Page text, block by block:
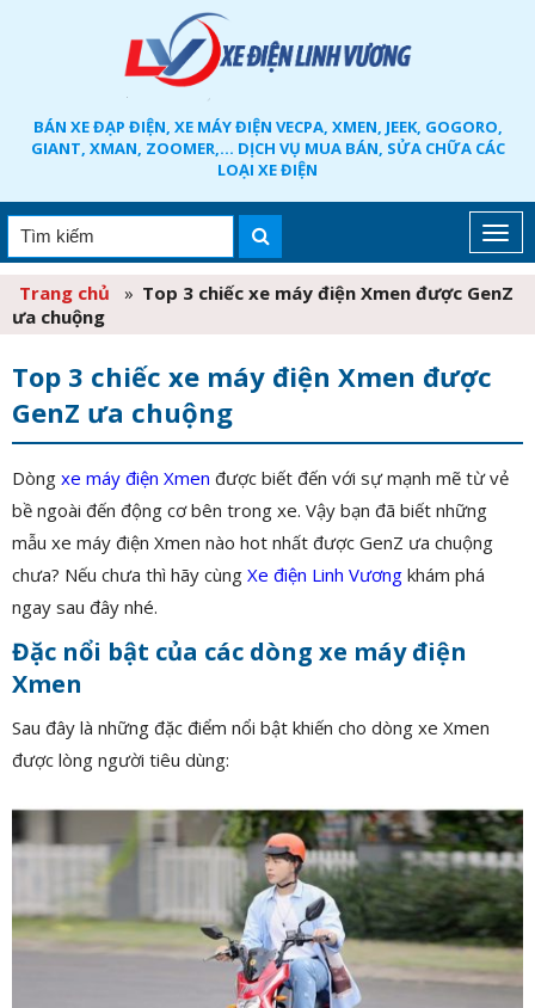
BÁN XE ĐẠP ĐIỆN, XE MÁY ĐIỆN VECPA, XMEN, JEEK, GOGORO,
GIANT, XMAN, ZOOMER,... DỊCH VỤ MUA BÁN, SỬA CHỮA CÁC
LOẠI XE ĐIỆN
Trang chủ » Top 3 chiếc xe máy điện Xmen được GenZ
ưa chuộng
Top 3 chiếc xe máy điện Xmen được
GenZ ưa chuộng
Dòng xe máy điện Xmen được biết đến với sự mạnh mẽ từ vẻ
bề ngoài đến động cơ bên trong xe. Vậy bạn đã biết những
mẫu xe máy điện Xmen nào hot nhất được GenZ ưa chuộng
chưa? Nếu chưa thì hãy cùng Xe điện Linh Vương khám phá
ngay sau đây nhé.
Đặc nổi bật của các dòng xe máy điện
Xmen
Sau đây là những đặc điểm nổi bật khiến cho dòng xe Xmen
được lòng người tiêu dùng: